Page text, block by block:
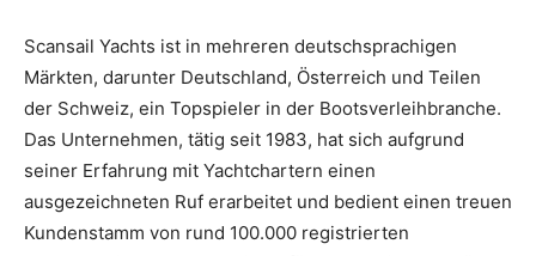
Scansail Yachts ist in mehreren deutschsprachigen
Märkten, darunter Deutschland, Österreich und Teilen
der Schweiz, ein Topspieler in der Bootsverleihbranche.
Das Unternehmen, tätig seit 1983, hat sich aufgrund
seiner Erfahrung mit Yachtchartern einen
ausgezeichneten Ruf erarbeitet und bedient einen treuen
Kundenstamm von rund 100.000 registrierten